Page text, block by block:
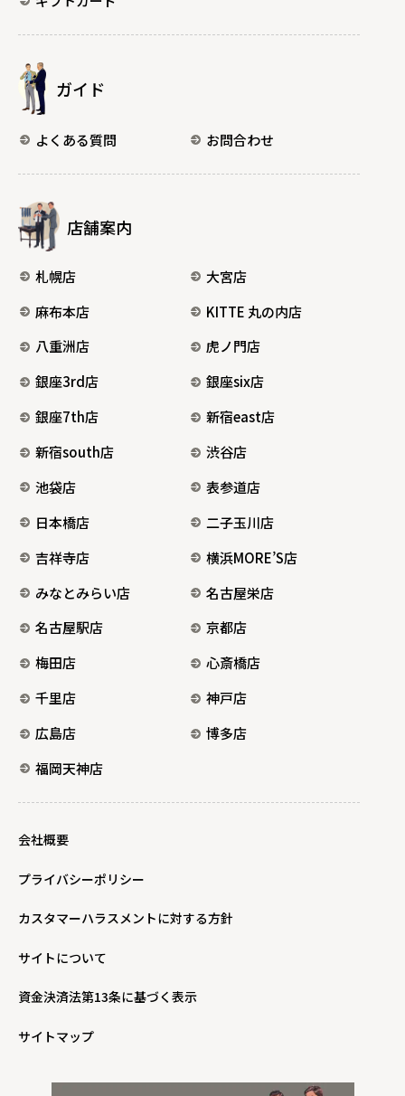
ガイド
よくある質問 お問合わせ
店舗案内
札幌店
大宮店
麻布本店
KITTE 丸の内店
八重洲店
虎ノ門店
銀座3rd店
銀座six店
銀座7th店
新宿east店
新宿south店
渋谷店
池袋店
表参道店
日本橋店
二子玉川店
吉祥寺店
横浜MORE’S店
みなとみらい店
名古屋栄店
名古屋駅店
京都店
梅田店
心斎橋店
千里店
神戸店
広島店
博多店
福岡天神店
会社概要
プライバシーポリシー
カスタマーハラスメントに対する方針
サイトについて
資金決済法第13条に基づく表示
サイトマップ